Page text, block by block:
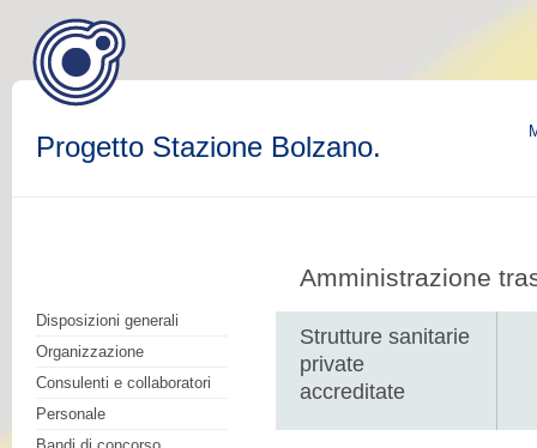
Progetto Stazione Bolzano.
Disposizioni generali
Organizzazione
Consulenti e collaboratori
Personale
Amministrazione
Strutture sanitarie
private
accreditate